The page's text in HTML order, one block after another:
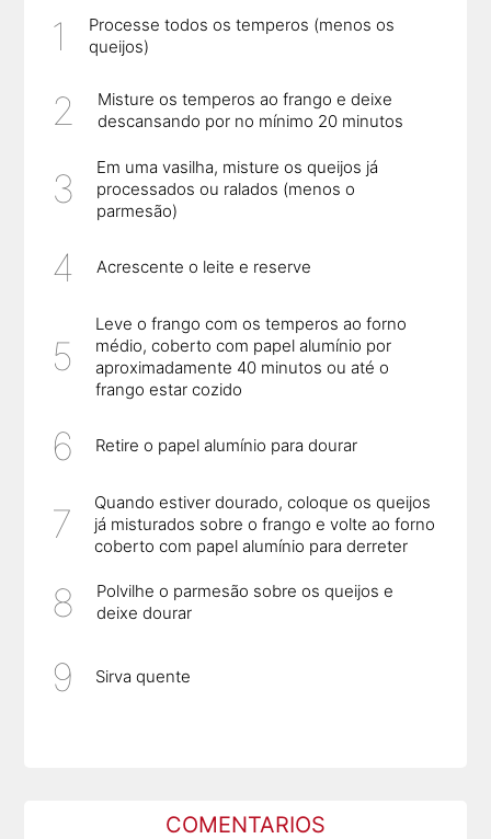
Processe todos os temperos (menos os
queijos)
Misture os temperos ao frango e deixe
descansando por no mínimo 20 minutos
Em uma vasilha, misture os queijos já
processados ou ralados (menos o
parmesão)
Acrescente o leite e reserve
Leve o frango com os temperos ao forno
médio, coberto com papel alumínio por
aproximadamente 40 minutos ou até o
frango estar cozido
Retire o papel alumínio para dourar
Quando estiver dourado, coloque os queijos
já misturados sobre o frango e volte ao forno
coberto com papel alumínio para derreter
Polvilhe o parmesão sobre os queijos e
deixe dourar
Sirva quente
COMENTARIOS